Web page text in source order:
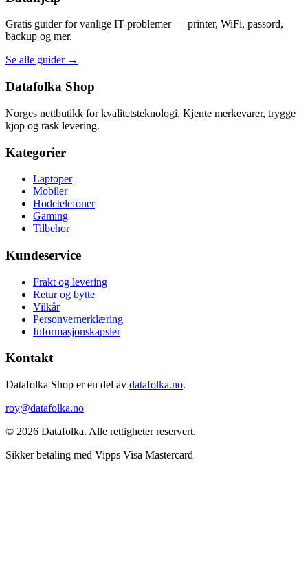
Gratis guider for vanlige IT-problemer — printer, WiFi, passord,
backup og mer.
Se alle guider →
Datafolka Shop
Norges nettbutikk for kvalitetsteknologi. Kjente merkevarer, trygge
kjop og rask levering.
Kategorier
Laptoper
Mobiler
Hodetelefoner
Gaming
Tilbehor
Kundeservice
Frakt og levering
Retur og bytte
Vilkår
Personvernerklæring
Informasjonskapsler
Kontakt
Datafolka Shop er en del av datafolka.no.
roy@datafolka.no
© 2026 Datafolka. Alle rettigheter reservert.
Sikker betaling med Vipps Visa Mastercard